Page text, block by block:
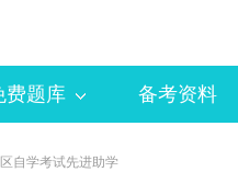
费题库 备考资料
自学考试先进助学